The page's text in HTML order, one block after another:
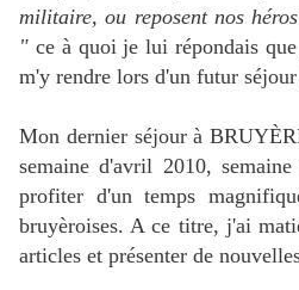
militaire, ou reposent nos
" ce à quoi je lui répondais
m'y rendre lors d'un futur
Mon dernier séjour à
semaine d'avril 2010,
profiter d'un temps
bruyèroises. A ce titre, j'ai
articles et présenter de